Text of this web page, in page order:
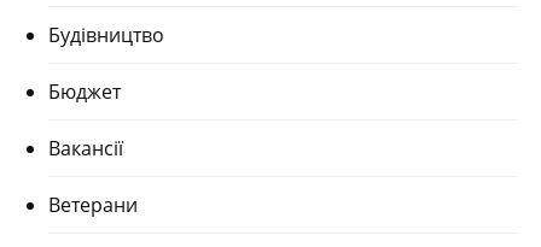
Будівництво
Бюджет
Вакансії
Ветерани